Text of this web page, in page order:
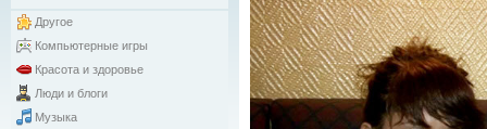
Другое
Компьютерные игры
Красота и здоровье
Люди и блоги
Музыка